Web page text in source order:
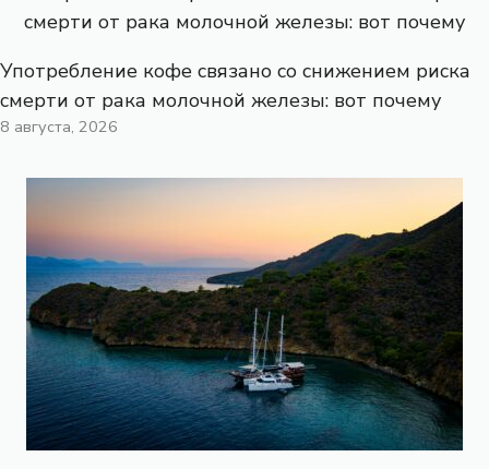
Употребление кофе связано со снижением риска
смерти от рака молочной железы: вот почему
8 августа, 2026